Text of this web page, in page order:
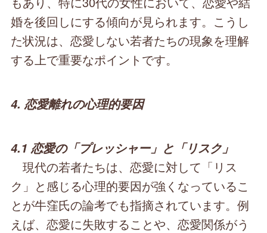
婚を後回しにする傾向が見られます。こうし
た状況は、恋愛しない若者たちの現象を理解
する上で重要なポイントです。
4. 恋愛離れの心理的要因
4.1 恋愛の「プレッシャー」と「リスク」
現代の若者たちは、恋愛に対して「リス
ク」と感じる心理的要因が強くなっているこ
とが牛窪氏の論考でも指摘されています。例
えば、恋愛に失敗することや、恋愛関係がう